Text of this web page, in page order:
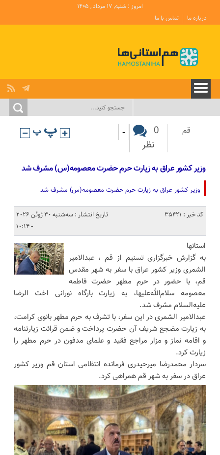
امروز : شنبه, ۱۷ مرداد , ۱۴۰۵
درباره ما
تماس با ما
قم
0
نظر
-
وزیر کشور عراق به زیارت حرم حضرت معصومه(س) مشرف شد
وزیر کشور عراق به زیارت حرم حضرت معصومه(س) مشرف شد
کد خبر : 35421
تاریخ انتشار : سه‌شنبه 30 ژوئن 2026
- 10:14
استانها
به گزارش خبرگزاری تسنیم از قم ، عبدالامیر
الشمری وزیر کشور عراق با سفر به شهر مقدس
قم، با حضور در حرم مطهر حضرت فاطمه
معصومه سلام‌الله‌علیها، به زیارت بارگاه نورانی اخت الرضا
علیه‌السلام مشرف شد.
عبدالامیر الشمری در این سفر، با تشرف به حرم مطهر بانوی کرامت،
به زیارت مضجع شریف آن حضرت پرداخت و ضمن قرائت زیارتنامه
و اقامه نماز و مزار مراجع فقید و علمای مدفون در حرم مطهر را
زیارت کرد.
سردار محمدرضا میرحیدری فرمانده انتظامی استان قم وزیر کشور
عراق در سفر به شهر قم همراهی کرد.